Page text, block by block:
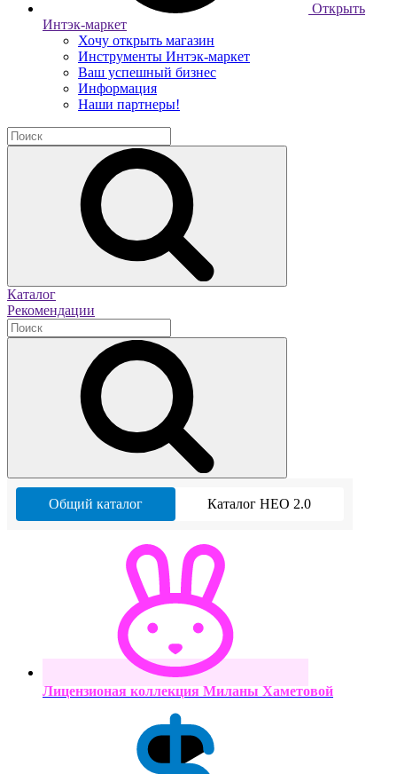
Открыть
Интэк-маркет
Хочу открыть магазин
Инструменты Интэк-маркет
Ваш успешный бизнес
Информация
Наши партнеры!
Каталог
Рекомендации
Общий каталог Каталог НЕО 2.0
Лицензионая коллекция Миланы Хаметовой